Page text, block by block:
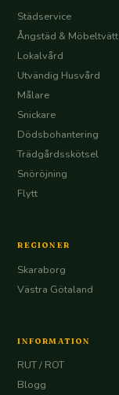
Städservice
Ångstäd & Möbeltvätt
Lokalvård
Utvändig Husvård
Målare
Snickare
Dödsbohantering
Trädgårdsskötsel
Snöröjning
Flytt
REGIONER
Skaraborg
Västra Götaland
INFORMATION
RUT / ROT
Blogg